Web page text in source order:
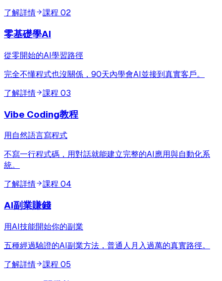
了解詳情
課程02
零基礎學AI
從零開始的AI學習路徑
完全不懂程式也沒關係，90天內學會AI並接到真實客戶。
了解詳情
課程 03
Vibe Coding教程
用自然語言寫程式
不寫一行程式碼，用對話就能建立完整的AI應用與自動化系
統。
了解詳情
課程04
AI副業賺錢
用AI技能開始你的副業
五種經過驗證的AI副業方法，普通人月入過萬的真實路徑。
了解詳情
課程 05